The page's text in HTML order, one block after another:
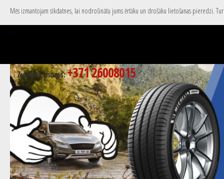
Mēs izmantojam sīkdatnes, lai nodrošinātu jums ērtāku un drošāku lietošanas pieredzi.
Zvaniet mums:+371 26008015